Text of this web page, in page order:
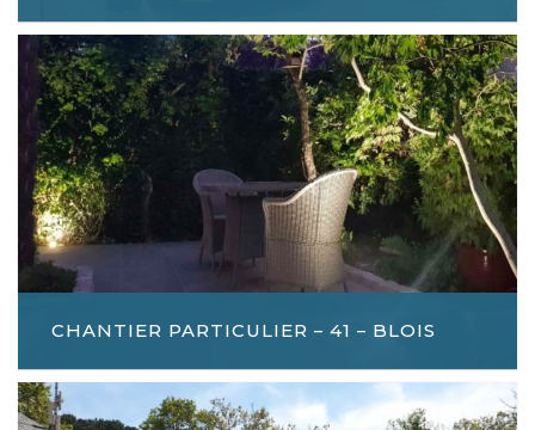
CHANTIER PARTICULIER – 41 – BLOIS